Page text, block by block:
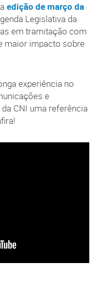
edição de março da
Legislativa da
em tramitação com
maior impacto sobre
experiência no
e
CNI uma referência